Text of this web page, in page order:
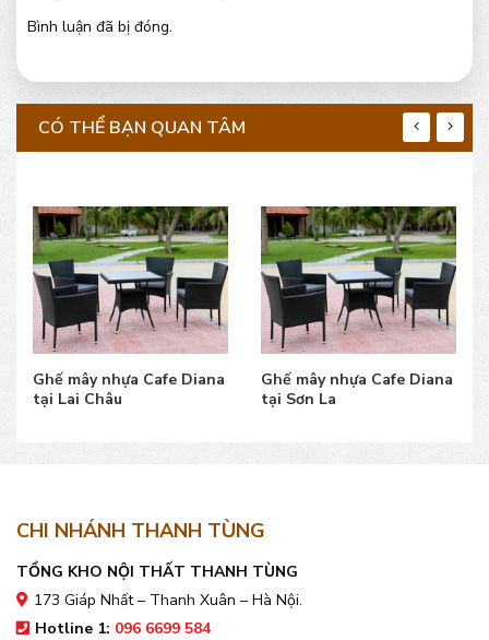
Bình luận đã bị đóng.
CÓ THỂ BẠN QUAN TÂM
Ghế mây nhựa Cafe Diana
tại Lai Châu
Ghế mây nhựa Cafe Diana
tại Sơn La
CHI NHÁNH THANH TÙNG
TỔNG KHO NỘI THẤT THANH TÙNG
173 Giáp Nhất – Thanh Xuân – Hà Nội.
Hotline 1: 096 6699 584